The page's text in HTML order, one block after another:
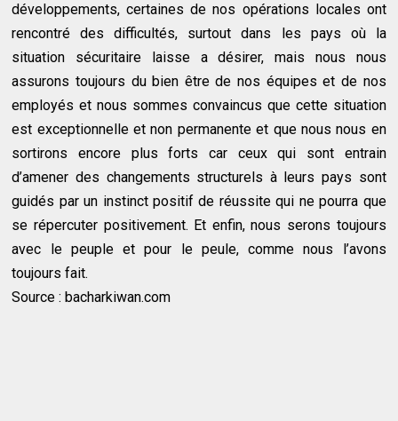
développements, certaines de nos opérations locales ont
rencontré des difficultés, surtout dans les pays où la
situation sécuritaire laisse a désirer, mais nous nous
assurons toujours du bien être de nos équipes et de nos
employés et nous sommes convaincus que cette situation
est exceptionnelle et non permanente et que nous nous en
sortirons encore plus forts car ceux qui sont entrain
d’amener des changements structurels à leurs pays sont
guidés par un instinct positif de réussite qui ne pourra que
se répercuter positivement. Et enfin, nous serons toujours
avec le peuple et pour le peule, comme nous l’avons
toujours fait.
Source : bacharkiwan.com